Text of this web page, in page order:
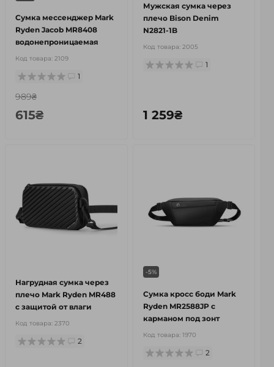
Сумка мессенджер Mark
Ryden Jacob MR8408
водонепроницаемая
Код товара: 2109
1
989₴
615₴
Мужская сумка через
плечо Bison Denim
N2821-1B
Код товара: 2005
1
1 259₴
Нагрудная сумка через
плечо Mark Ryden MR488
с защитой от влаги
Код товара: 2370
2
-5%
Сумка кросс боди Mark
Ryden MR2588JP с
карманом под зонт
Код товара: 1970
2